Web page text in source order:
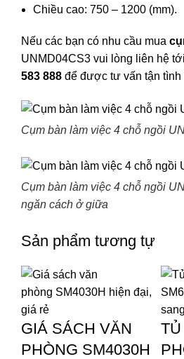
Chiều cao: 750 – 1200 (mm).
Nếu các bạn có nhu cầu mua
UNMD04CS3 vui lòng liên hệ
583 888 để được tư vấn tận tình
Cụm bàn làm việc 4 chỗ ngồi
Cụm bàn làm việc 4 chỗ ngồi
ngăn cách ở giữa
Sản phẩm tương tự
GIÁ SÁCH VĂN
PHÒNG SM4030H